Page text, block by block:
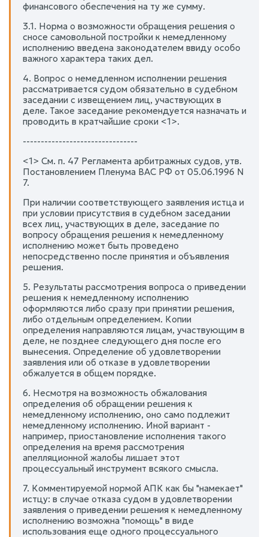
финансового обеспечения на ту же сумму.
3.1. Норма о возможности обращения решения о
сносе самовольной постройки к немедленному
исполнению введена законодателем ввиду особо
важного характера таких дел.
4. Вопрос о немедленном исполнении решения
рассматривается судом обязательно в судебном
заседании с извещением лиц, участвующих в
деле. Такое заседание рекомендуется назначать и
проводить в кратчайшие сроки <1>.
--------------------------------
<1> См. п. 47 Регламента арбитражных судов, утв.
Постановлением Пленума ВАС РФ от 05.06.1996 N
7.
При наличии соответствующего заявления истца и
при условии присутствия в судебном заседании
всех лиц, участвующих в деле, заседание по
вопросу обращения решения к немедленному
исполнению может быть проведено
непосредственно после принятия и объявления
решения.
5. Результаты рассмотрения вопроса о приведении
решения к немедленному исполнению
оформляются либо сразу при принятии решения,
либо отдельным определением. Копии
определения направляются лицам, участвующим в
деле, не позднее следующего дня после его
вынесения. Определение об удовлетворении
заявления или об отказе в удовлетворении
обжалуется в общем порядке.
6. Несмотря на возможность обжалования
определения об обращении решения к
немедленному исполнению, оно само подлежит
немедленному исполнению. Иной вариант -
например, приостановление исполнения такого
определения на время рассмотрения
апелляционной жалобы лишает этот
процессуальный инструмент всякого смысла.
7. Комментируемой нормой АПК как бы "намекает"
истцу: в случае отказа судом в удовлетворении
заявления о приведении решения к немедленному
исполнению возможна "помощь" в виде
использования еще одного процессуального